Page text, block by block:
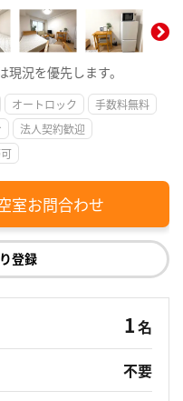
況を優先します。
オートロック
手数料無料
法人契約歓迎
室お問合わせ
登録
1名
不要